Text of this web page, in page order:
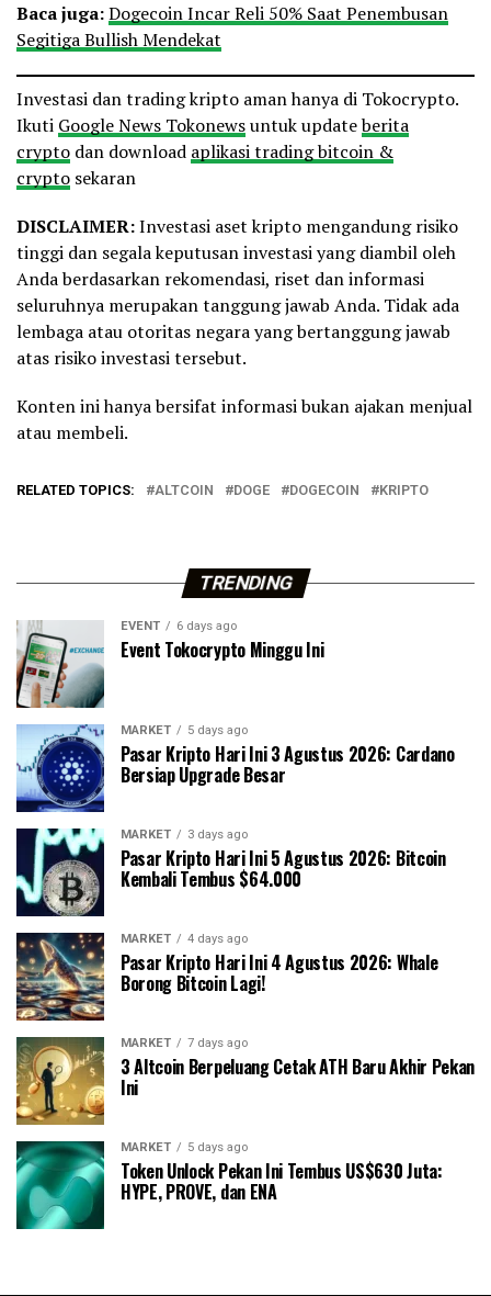
Baca juga:Dogecoin Incar Reli 50% Saat Penembusan
Segitiga Bullish Mendekat
Investasi dan trading kripto aman hanya di Tokocrypto.
Ikuti Google News Tokonewsuntuk updateberita
crypto dan download aplikasi trading bitcoin &
crypto sekaran
DISCLAIMER:Investasi aset kripto mengandung risiko
tinggi dan segala keputusan investasi yang diambil oleh
Anda berdasarkan rekomendasi, riset dan informasi
seluruhnya merupakan tanggung jawab Anda. Tidak ada
lembaga atau otoritas negara yang bertanggung jawab
atas risiko investasi tersebut.
Konten ini hanya bersifat informasi bukan ajakan menjual
atau membeli.
RELATED TOPICS: ALTCOIN DOGE DOGECOIN KRIPTO
TRENDING
EVENT 6 days ago
Event Tokocrypto Minggu Ini
MARKET 5 days ago
Pasar Kripto Hari Ini 3 Agustus 2026: Cardano
Bersiap Upgrade Besar
MARKET 3 days ago
Pasar Kripto Hari Ini 5 Agustus 2026: Bitcoin
Kembali Tembus $64.000
MARKET 4 days ago
Pasar Kripto Hari Ini 4 Agustus 2026: Whale
Borong Bitcoin Lagi!
MARKET 7 days ago
3 Altcoin Berpeluang Cetak ATH Baru Akhir Pekan
Ini
MARKET 5 days ago
Token Unlock Pekan Ini Tembus US$630 Juta:
HYPE, PROVE, dan ENA